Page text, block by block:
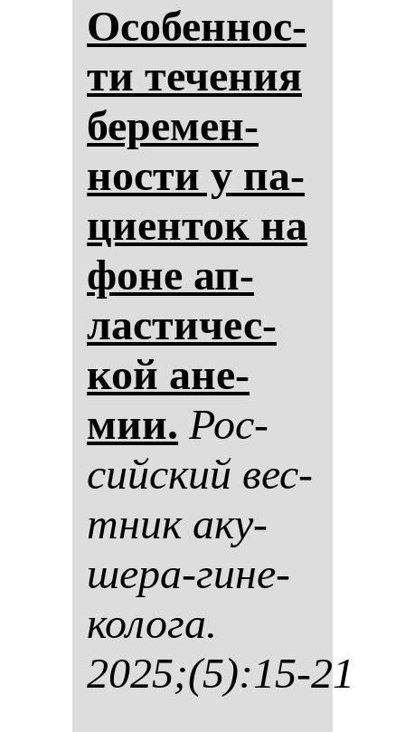
Осо­бен­нос­
ти те­че­ния
бе­ре­мен­
нос­ти у па­
ци­ен­ток на
фо­не ап­
лас­ти­чес­
кой ане­
мии. Рос­
сий­ский вес­
тник аку­
ше­ра-ги­не­
ко­ло­га.
2025;(5):15-21